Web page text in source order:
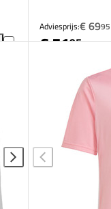
Adviesprijs:€ 6995
€ 5195